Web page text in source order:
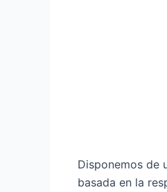
Disponemos de
basada en la